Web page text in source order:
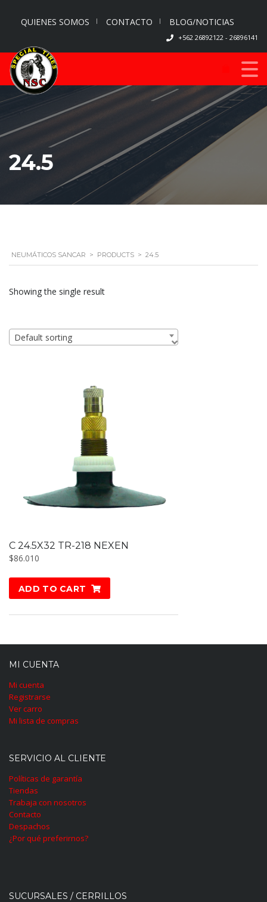
QUIENES SOMOS CONTACTO BLOG/NOTICIAS
+562 26892122 - 26896141
24.5
NEUMÁTICOS SANCAR > PRODUCTS > 24.5
Showing the single result
Default sorting
C 24.5X32 TR-218 NEXEN
$86.010
ADD TO CART
MI CUENTA
Mi cuenta
Registrarse
Ver carro
Mi lista de compras
SERVICIO AL CLIENTE
Políticas de garantía
Tiendas
Trabaja con nosotros
Contacto
Despachos
¿Por qué preferirnos?
SUCURSALES / CERRILLOS